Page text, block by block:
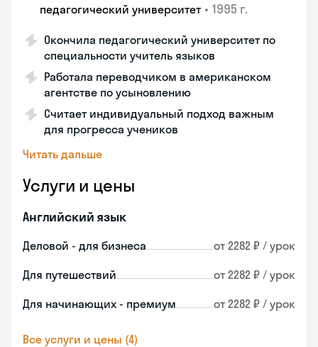
педагогический университет • 1995 г.
Окончила педагогический университет по
специальности учитель языков
Работала переводчиком в американском
агентстве по усыновлению
Считает индивидуальный подход важным
для прогресса учеников
Читать дальше
Услуги и цены
Английский язык
Деловой - для бизнеса от 2282 ₽ / урок
Для путешествий от 2282 ₽ / урок
Для начинающих - премиум от 2282 ₽ / урок
Все услуги и цены (4)